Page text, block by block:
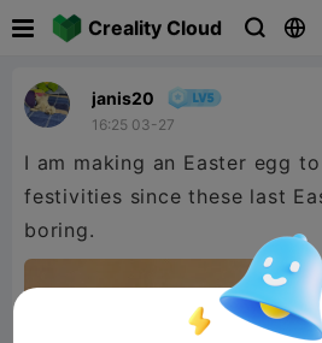
Creality Cloud  
janis20
16:25 03-27
I am making an Easter egg
festivities since these last
boring.